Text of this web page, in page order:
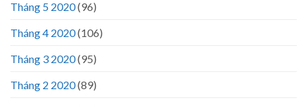
Tháng 5 2020(96)
Tháng 4 2020(106)
Tháng 3 2020(95)
Tháng 2 2020(89)